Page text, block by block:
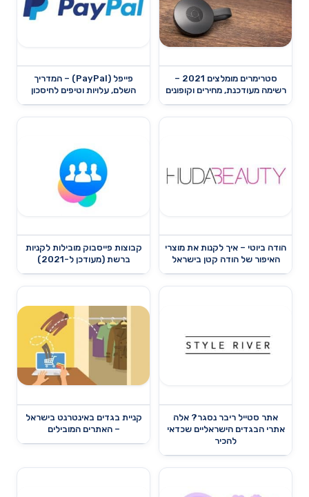
סטרימרים מומלצים 2021 –
רשימה מעודכנת, מחירים וקופונים
פייפל (PayPal) – המדריך
השלם, עלויות וטיפים לחיסכון
הודה ביוטי – איך לקנות את מוצרי
האיפור של הודה קטן בישראל
קבוצות פייסבוק מובילות לקניות
ברשת (מעודכן ל-2021)
אתר סטייל ריבר נסגר? אלה
אתרי הבגדים הישראליים שכדאי
להכיר
קניית בגדים באינטרנט בישראל
– האתרים המובילים